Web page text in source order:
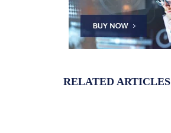
RELATED ARTICLES